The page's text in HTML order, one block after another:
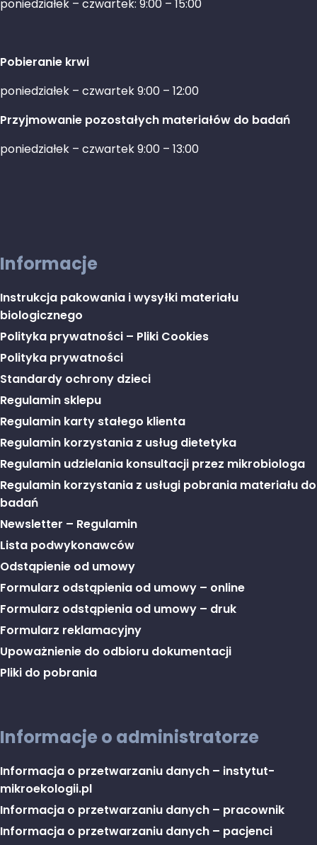
poniedziałek – czwartek: 9:00 – 15:00
Pobieranie krwi
poniedziałek – czwartek 9:00 – 12:00
Przyjmowanie pozostałych materiałów do badań
poniedziałek – czwartek 9:00 – 13:00
Informacje
Instrukcja pakowania i wysyłki materiału
biologicznego
Polityka prywatności – Pliki Cookies
Polityka prywatności
Standardy ochrony dzieci
Regulamin sklepu
Regulamin karty stałego klienta
Regulamin korzystania z usług dietetyka
Regulamin udzielania konsultacji przez mikrobiologa
Regulamin korzystania z usługi pobrania materiału do
badań
Newsletter – Regulamin
Lista podwykonawców
Odstąpienie od umowy
Formularz odstąpienia od umowy – online
Formularz odstąpienia od umowy – druk
Formularz reklamacyjny
Upoważnienie do odbioru dokumentacji
Pliki do pobrania
Informacje o administratorze
Informacja o przetwarzaniu danych – instytut-
mikroekologii.pl
Informacja o przetwarzaniu danych – pracownik
Informacja o przetwarzaniu danych – pacjenci